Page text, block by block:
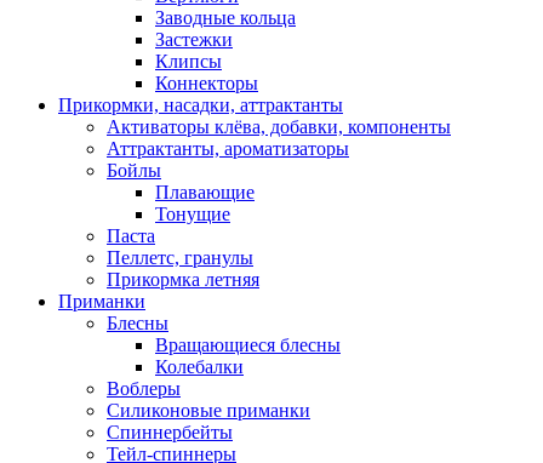
Заводные кольца
Застежки
Клипсы
Коннекторы
Прикормки, насадки, аттрактанты
Активаторы клёва, добавки, компоненты
Аттрактанты, ароматизаторы
Бойлы
Плавающие
Тонущие
Паста
Пеллетс, гранулы
Прикормка летняя
Приманки
Блесны
Вращающиеся блесны
Колебалки
Воблеры
Силиконовые приманки
Спиннербейты
Тейл-спиннеры